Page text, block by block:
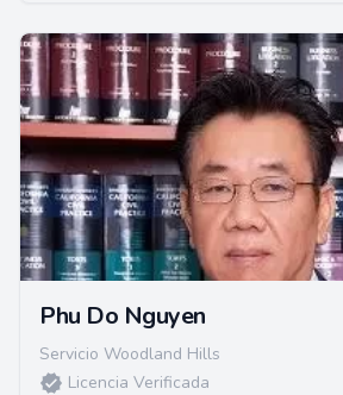
Phu Do Nguyen
Servicio Woodland Hills
Licencia Verificada